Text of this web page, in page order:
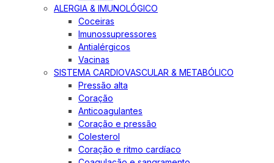
ALERGIA & IMUNOLÓGICO
Coceiras
Imunossupressores
Antialérgicos
Vacinas
SISTEMA CARDIOVASCULAR & METABÓLICO
Pressão alta
Coração
Anticoagulantes
Coração e pressão
Colesterol
Coração e ritmo cardíaco